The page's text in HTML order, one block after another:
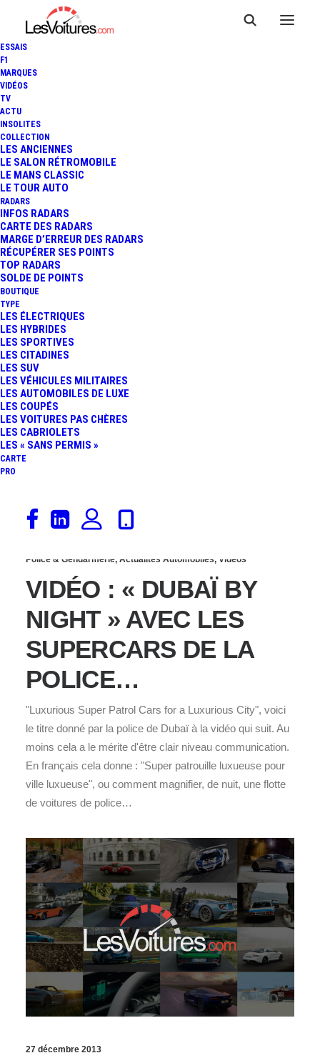
ESSAIS
F1
MARQUES
VIDÉOS
TV
ACTU
INSOLITES
COLLECTION
LES ANCIENNES
LE SALON RÉTROMOBILE
LE MANS CLASSIC
LE TOUR AUTO
RADARS
INFOS RADARS
CARTE DES RADARS
MARGE D’ERREUR DES RADARS
RÉCUPÉRER SES POINTS
TOP RADARS
SOLDE DE POINTS
BOUTIQUE
TYPE
LES ÉLECTRIQUES
LES HYBRIDES
LES SPORTIVES
LES CITADINES
LES SUV
LES VÉHICULES MILITAIRES
LES AUTOMOBILES DE LUXE
LES COUPÉS
LES VOITURES PAS CHÈRES
LES CABRIOLETS
LES « SANS PERMIS »
CARTE
PRO
13 novembre 2015
PORSCHE 918 SPYDER :
LA NOUVELLE
ACQUISITION DE LA
POLICE DE DUBAI !
Police & Gendarmerie, Actualités Automobiles, Vidéos
VIDÉO : « DUBAÏ BY
NIGHT » AVEC LES
SUPERCARS DE LA
POLICE…
"Luxurious Super Patrol Cars for a Luxurious City", voici
le titre donné par la police de Dubaï à la vidéo qui suit. Au
moins cela a le mérite d'être clair niveau communication.
En français cela donne : "Super patrouille luxueuse pour
ville luxueuse", ou comment magnifier, de nuit, une flotte
de voitures de police…
27 décembre 2013